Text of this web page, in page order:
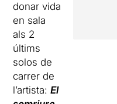
donar vida
en sala
als 2
últims
solos de
carrer de
l’artista:El